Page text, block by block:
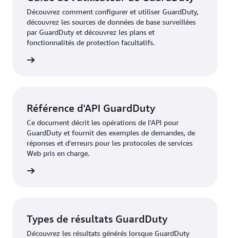
Découvrez comment configurer et utiliser GuardDuty,
découvrez les sources de données de base surveillées
par GuardDuty et découvrez les plans et
fonctionnalités de protection facultatifs.
Référence d'API GuardDuty
Ce document décrit les opérations de l'API pour
GuardDuty et fournit des exemples de demandes, de
réponses et d'erreurs pour les protocoles de services
Web pris en charge.
Types de résultats GuardDuty
Découvrez les résultats générés lorsque GuardDuty